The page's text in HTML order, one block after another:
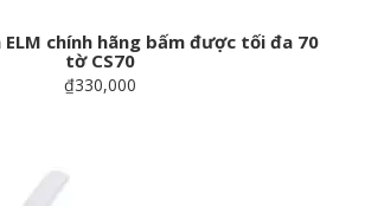
ELM chính hãng bấm được tối đa 70
tờ CS70
₫330,000